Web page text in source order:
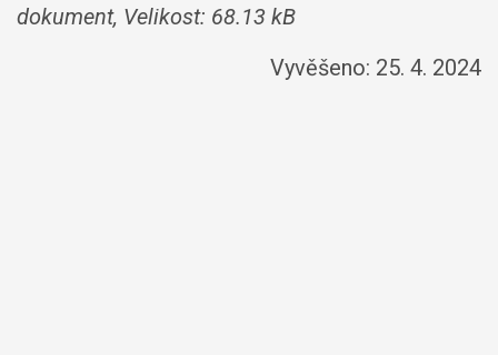
dokument, Velikost: 68.13 kB
Vyvěšeno: 25. 4. 2024